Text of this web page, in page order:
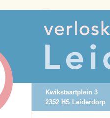
Kwikstaartplein 3
2352 HS Leiderdorp